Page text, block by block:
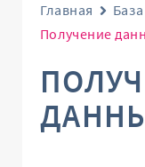
Главная
Получение